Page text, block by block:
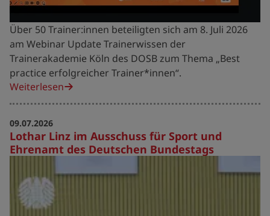
Über 50 Trainer:innen beteiligten sich am 8. Juli 2026
am Webinar Update Trainerwissen der
Trainerakademie Köln des DOSB zum Thema „Best
practice erfolgreicher Trainer*innen“.
Weiterlesen
Lothar Linz im Ausschuss für Sport und
Ehrenamt des Deutschen Bundestags
09.07.2026